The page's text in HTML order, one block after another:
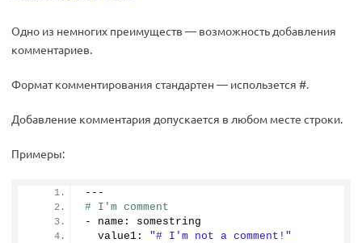
Одно из немногих преимуществ — возможность добавления
комментариев.
Формат комментирования стандартен — использется #.
Добавление комментария допускается в любом месте строки.
Примеры:
---
# I'm comment
- name: somestring
  value1:
"# I'm not a comment!"